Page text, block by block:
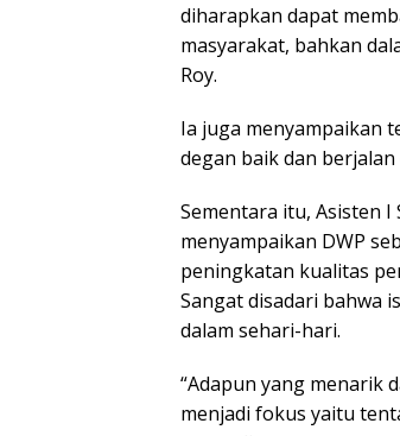
diharapkan dapat
masyarakat, bahkan
Roy.
Ia juga menyampaikan
degan baik dan berjalan
Sementara itu, Asisten I
menyampaikan DWP
peningkatan kualitas
Sangat disadari bahwa
dalam sehari-hari.
“Adapun yang menarik
menjadi fokus yaitu